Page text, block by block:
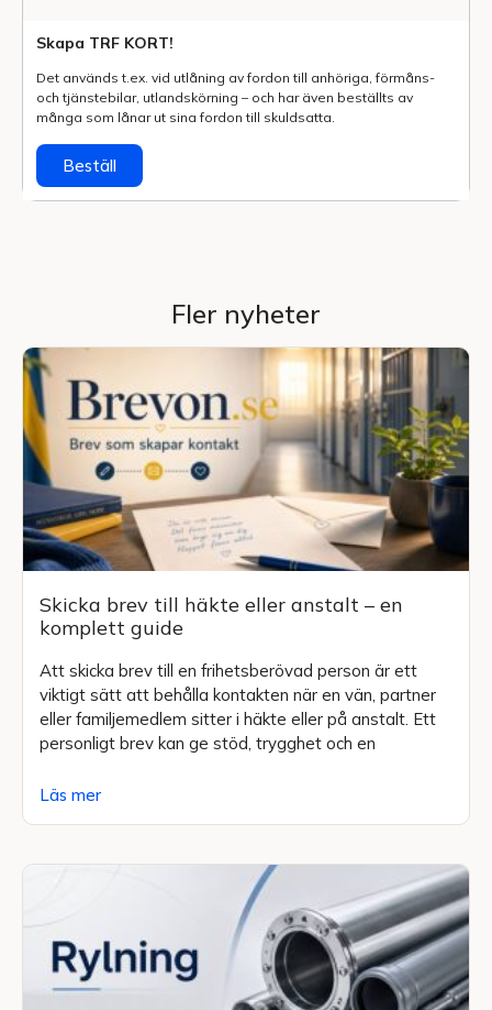
Skapa TRF KORT!
Det används t.ex. vid utlåning av fordon till anhöriga, förmåns-
och tjänstebilar, utlands­körning – och har även beställts av
många som lånar ut sina fordon till skuldsatta.
Beställ
Fler nyheter
Skicka brev till häkte eller anstalt – en
komplett guide
Att skicka brev till en frihetsberövad person är ett
viktigt sätt att behålla kontakten när en vän, partner
eller familjemedlem sitter i häkte eller på anstalt. Ett
personligt brev kan ge stöd, trygghet och en
Läs mer